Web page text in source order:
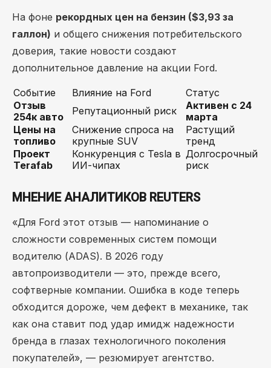
На фоне рекордных цен на бензин ($3,93 за
галлон) и общего снижения потребительского
доверия, такие новости создают
дополнительное давление на акции Ford.
Событие Влияние на Ford
Статус
Отзыв
254к авто
Репутационный риск
Активен с 24
марта
Цены на
топливо
Снижение спроса на
крупные SUV
Растущий
тренд
Проект
Terafab
Конкуренция с Tesla в
ИИ-чипах
Долгосрочный
риск
МНЕНИЕ АНАЛИТИКОВ REUTERS
«Для Ford этот отзыв — напоминание о
сложности современных систем помощи
водителю (ADAS). В 2026 году
автопроизводители — это, прежде всего,
софтверные компании. Ошибка в коде теперь
обходится дороже, чем дефект в механике, так
как она ставит под удар имидж надежности
бренда в глазах технологичного поколения
покупателей», — резюмирует агентство.